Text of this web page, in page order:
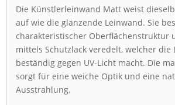
Die Künstlerleinwand Matt weist
auf wie die glänzende Leinwand. Sie
charakteristischer Oberflächenstruktur
mittels Schutzlack veredelt, welcher die
beständig gegen UV-Licht macht. Die
sorgt für eine weiche Optik und eine
Ausstrahlung.